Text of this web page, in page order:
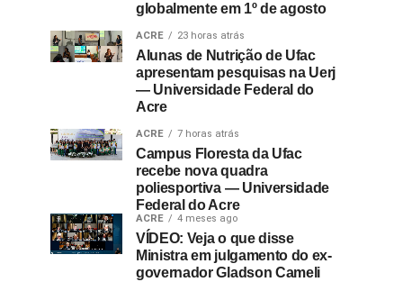
globalmente em 1º de agosto
ACRE 23 horas atrás
Alunas de Nutrição de Ufac
apresentam pesquisas na Uerj
— Universidade Federal do
Acre
ACRE 7 horas atrás
Campus Floresta da Ufac
recebe nova quadra
poliesportiva — Universidade
Federal do Acre
ACRE 4 meses ago
VÍDEO: Veja o que disse
Ministra em julgamento do ex-
governador Gladson Cameli